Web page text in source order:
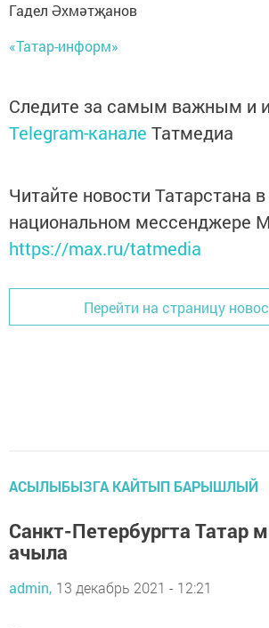
Гадел Әхмәтҗанов
«Татар-информ»
Следите за самым важным и
Telegram-канале Татмедиа
Читайте новости Татарстана в
национальном мессенджере
https://max.ru/tatmedia
Перейти на страницу
АСЫЛЫБЫЗГА КАЙТЫП БАРЫШЛЫЙ
Санкт-Петербургта Татар
ачыла
admin, 13 декабрь 2021 - 12:21